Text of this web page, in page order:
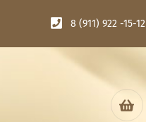
8 (911) 922 -15-12